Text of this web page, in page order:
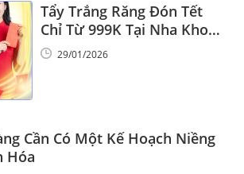
Tẩy Trắng Răng Đón Tết
Chỉ Từ 999K Tại Nha Khoa
Vinalign
29/01/2026
Cần Có Một Kế Hoạch Niềng
Hóa